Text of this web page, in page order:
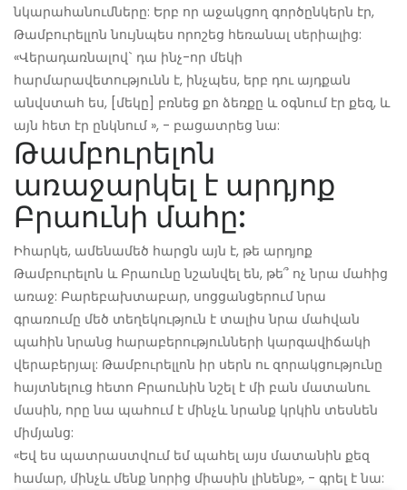
նկարահանումները: Երբ որ աջակցող գործընկերն էր,
Թամբուրելլոն նույնպես որոշեց հեռանալ սերիալից:
«Վերադառնալով` դա ինչ-որ մեկի
հարմարավետությունն է, ինչպես, երբ դու այդքան
անվստահ ես, [մեկը] բռնեց քո ձեռքը և օգնում էր քեզ, և
այն հետ էր ընկնում », - բացատրեց նա:
Թամբուրելոն
առաջարկել է արդյոք
Բրաունի մահը:
Իհարկե, ամենամեծ հարցն այն է, թե արդյոք
Թամբուրելոն և Բրաունը նշանվել են, թե՞ ոչ նրա մահից
առաջ: Բարեբախտաբար, սոցցանցերում նրա
գրառումը մեծ տեղեկություն է տալիս նրա մահվան
պահին նրանց հարաբերությունների կարգավիճակի
վերաբերյալ: Թամբուրելլոն իր սերն ու զորակցությունը
հայտնելուց հետո Բրաունին նշել է մի բան մատանու
մասին, որը նա պահում է մինչև նրանք կրկին տեսնեն
միմյանց:
«Եվ ես պատրաստվում եմ պահել այս մատանին քեզ
համար, մինչև մենք նորից միասին լինենք», - գրել է նա: